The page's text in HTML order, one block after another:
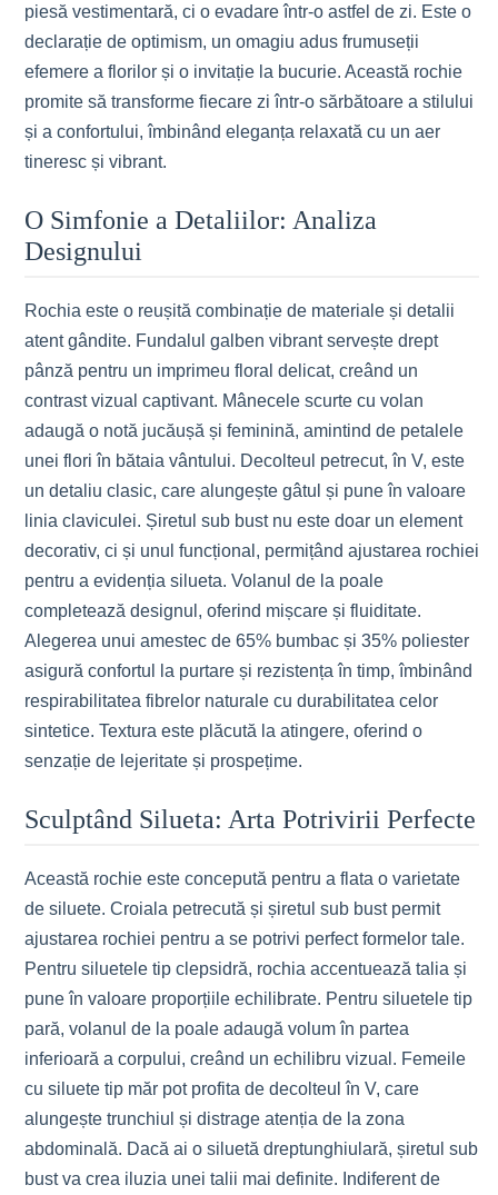
piesă vestimentară, ci o evadare într-o astfel de zi. Este o
declarație de optimism, un omagiu adus frumuseții
efemere a florilor și o invitație la bucurie. Această rochie
promite să transforme fiecare zi într-o sărbătoare a stilului
și a confortului, îmbinând eleganța relaxată cu un aer
tineresc și vibrant.
O Simfonie a Detaliilor: Analiza
Designului
Rochia este o reușită combinație de materiale și detalii
atent gândite. Fundalul galben vibrant servește drept
pânză pentru un imprimeu floral delicat, creând un
contrast vizual captivant. Mânecele scurte cu volan
adaugă o notă jucăușă și feminină, amintind de petalele
unei flori în bătaia vântului. Decolteul petrecut, în V, este
un detaliu clasic, care alungește gâtul și pune în valoare
linia claviculei. Șiretul sub bust nu este doar un element
decorativ, ci și unul funcțional, permițând ajustarea rochiei
pentru a evidenția silueta. Volanul de la poale
completează designul, oferind mișcare și fluiditate.
Alegerea unui amestec de 65% bumbac și 35% poliester
asigură confortul la purtare și rezistența în timp, îmbinând
respirabilitatea fibrelor naturale cu durabilitatea celor
sintetice. Textura este plăcută la atingere, oferind o
senzație de lejeritate și prospețime.
Sculptând Silueta: Arta Potrivirii Perfecte
Această rochie este concepută pentru a flata o varietate
de siluete. Croiala petrecută și șiretul sub bust permit
ajustarea rochiei pentru a se potrivi perfect formelor tale.
Pentru siluetele tip clepsidră, rochia accentuează talia și
pune în valoare proporțiile echilibrate. Pentru siluetele tip
pară, volanul de la poale adaugă volum în partea
inferioară a corpului, creând un echilibru vizual. Femeile
cu siluete tip măr pot profita de decolteul în V, care
alungește trunchiul și distrage atenția de la zona
abdominală. Dacă ai o siluetă dreptunghiulară, șiretul sub
bust va crea iluzia unei talii mai definite. Indiferent de